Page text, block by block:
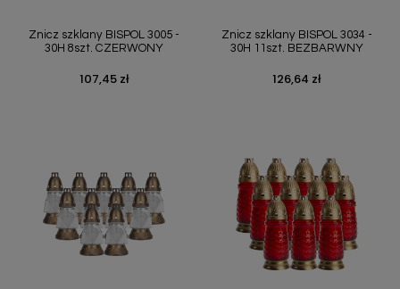
Znicz szklany BISPOL 3005 -
30H 8szt. CZERWONY
Cena
107,45 zł
Znicz szklany BISPOL 3034 -
30H 11szt. BEZBARWNY
Cena
126,64 zł